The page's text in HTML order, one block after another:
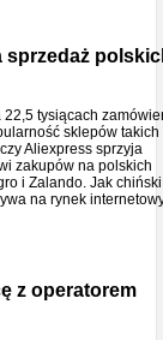
sprzedaż
22,5 tysiącach
sklepów takich
Aliexpress sprzyja
zakupów na polskich
i Zalando. Jak chiński
na rynek
z operatorem